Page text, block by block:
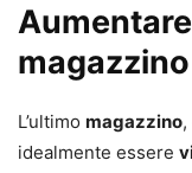
magazzino
L’ultimo magazzino
idealmente essere